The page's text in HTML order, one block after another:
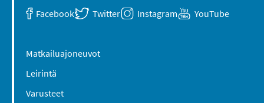
Facebook Twitter Instagram YouTube
Matkailuajoneuvot
Leirintä
Varusteet